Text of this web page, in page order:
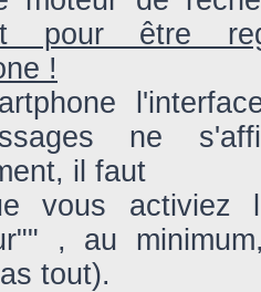
pour être
!
ne
il faut
vous activiez
, au
tout).